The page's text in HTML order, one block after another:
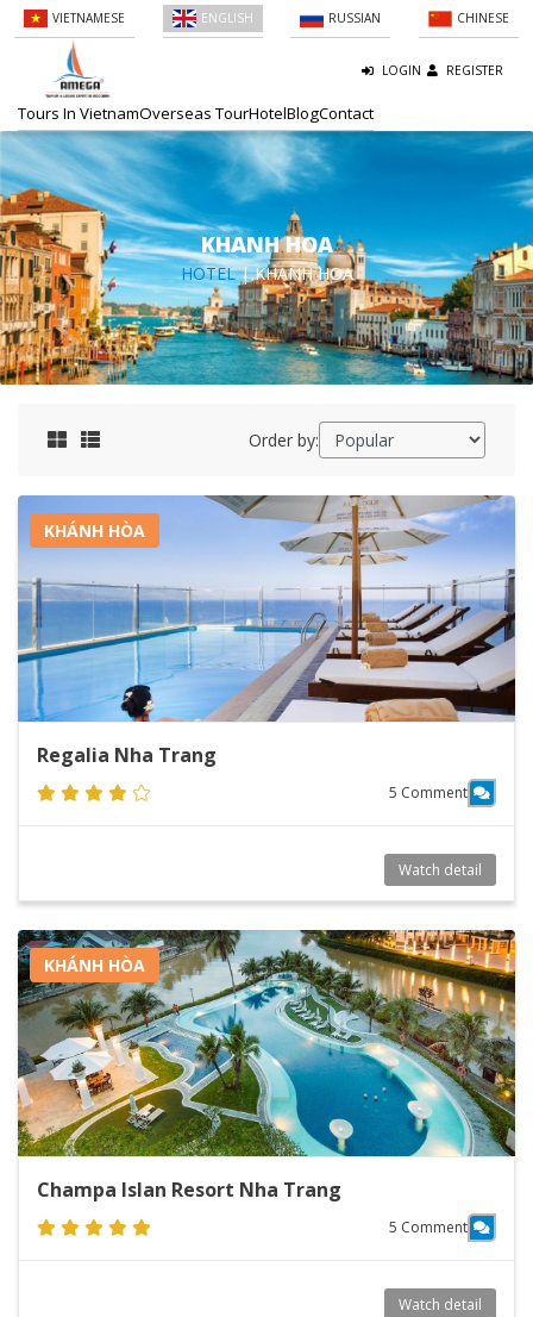
VIETNAMESE ENGLISH RUSSIAN CHINESE
LOGIN REGISTER
Tours In VietnamOverseas TourHotelBlogContact
KHANH HOA
HOTEL| KHANH HOA
Order by:
KHÁNH HÒA
Regalia Nha Trang
5 Comment
Watch detail
KHÁNH HÒA
Champa Islan Resort Nha Trang
5 Comment
Watch detail